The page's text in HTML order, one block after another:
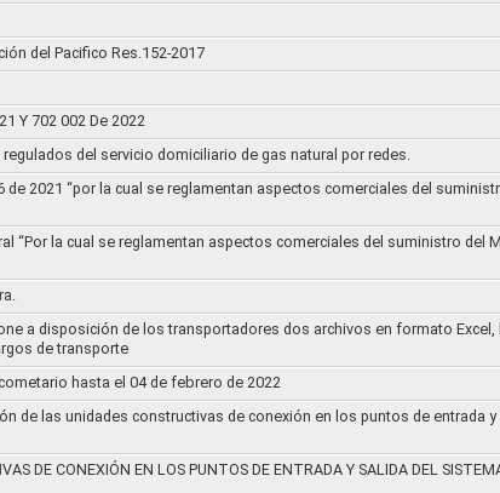
del Pacifico Res.152-2017
Y 702 002 De 2022
del servicio domiciliario de gas natural por redes.
2021 “por la cual se reglamentan aspectos comerciales del
“Por la cual se reglamentan aspectos comerciales del suministro del
a disposición de los transportadores dos archivos en formato
de transporte
hasta el 04 de febrero de 2022
de las unidades constructivas de conexión en los puntos de entrada
DE CONEXIÓN EN LOS PUNTOS DE ENTRADA Y SALIDA DEL